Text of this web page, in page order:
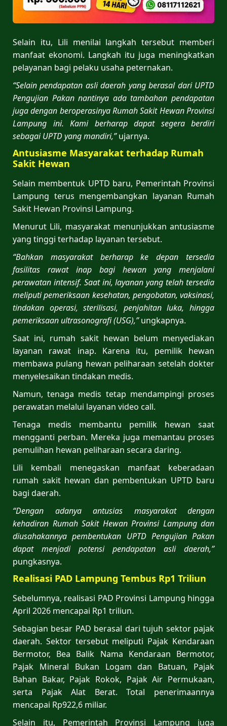
Selain itu, Lili menilai langkah tersebut memberi
manfaat ekonomi. Langkah itu juga meningkatkan
pelayanan bagi pelaku usaha peternakan.
“Selain pendapatan asli daerah yang berasal dari UPTD
Pengujian Pakan nantinya ada tambahan pendapatan
juga dengan beroperasinya Rumah Sakit Hewan Provinsi
Lampung ini. Kami berharap dapat segera berdiri
sebagai UPTD yang mandiri,”ujarnya.
Antusiasme Masyarakat terhadap Rumah
Sakit Hewan
Selain membentuk UPTD baru, Pemerintah Provinsi
Lampung terus mengembangkan layanan Rumah
Sakit Hewan Provinsi Lampung.
Menurut Lili, masyarakat menunjukkan antusiasme
yang tinggi terhadap layanan tersebut.
“Bahkan masyarakat berharap ke depan tersedia
fasilitas rawat inap bagi hewan yang menjalani
perawatan intensif. Saat ini, layanan yang telah tersedia
meliputi pemeriksaan kesehatan, pengobatan, vaksinasi,
tindakan operasi, sterilisasi, penjahitan luka, hingga
pemeriksaan ultrasonografi (USG),”ungkapnya.
Saat ini, rumah sakit hewan belum menyediakan
layanan rawat inap. Karena itu, pemilik hewan
membawa pulang hewan peliharaan setelah dokter
menyelesaikan tindakan medis.
Namun, tenaga medis tetap mendampingi proses
perawatan melalui layanan video call.
Tenaga medis membantu pemilik hewan saat
mengganti perban. Mereka juga memantau proses
pemulihan hewan peliharaan secara daring.
Lili kembali menegaskan manfaat keberadaan
rumah sakit hewan dan pembentukan UPTD baru
bagi daerah.
“Dengan adanya antusias masyarakat dengan
kehadiran Rumah Sakit Hewan Provinsi Lampung dan
diusahakannya pembentukan UPTD Pengujian Pakan
dapat menjadi potensi pendapatan asli daerah,”
pungkasnya.
Realisasi PAD Lampung Tembus Rp1 Triliun
Sebelumnya, realisasi PAD Provinsi Lampung hingga
April 2026 mencapai Rp1 triliun.
Sebagian besar PAD berasal dari tujuh sektor pajak
daerah. Sektor tersebut meliputi Pajak Kendaraan
Bermotor, Bea Balik Nama Kendaraan Bermotor,
Pajak Mineral Bukan Logam dan Batuan, Pajak
Bahan Bakar, Pajak Rokok, Pajak Air Permukaan,
serta Pajak Alat Berat. Total penerimaannya
mencapai Rp922,6 miliar.
Selain itu, Pemerintah Provinsi Lampung juga